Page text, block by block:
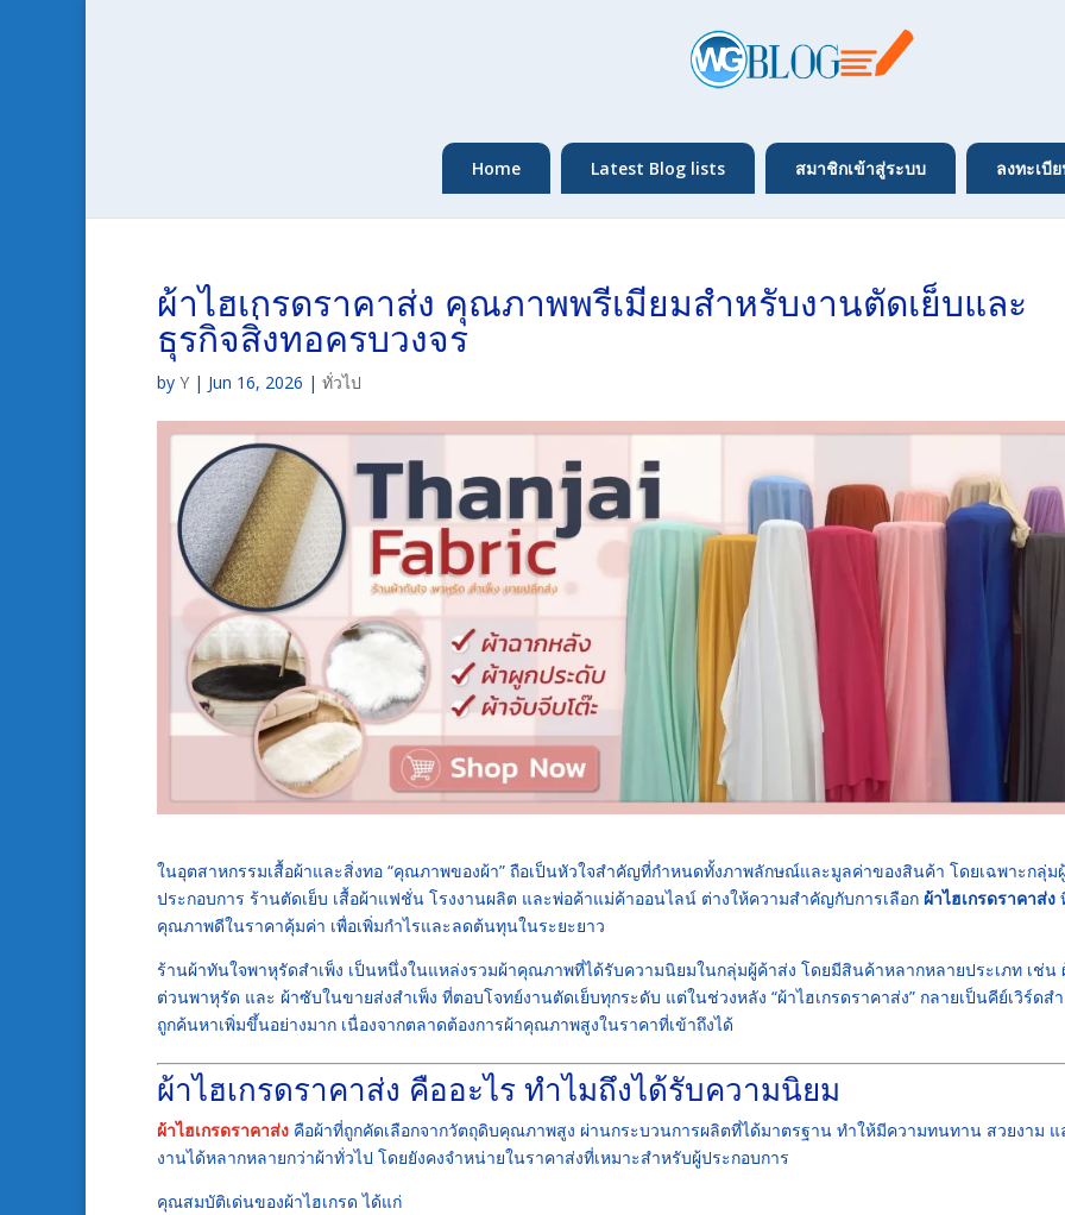
Home Latest Blog lists สมาชิกเข้าสู่ระบบ ลงทะเบี
ผ้าไฮเกรดราคาส่ง คุณภาพพรีเมียมสำหรับงานตัดเย็บและ
ธุรกิจสิ่งทอครบวงจร
by Y | Jun 16, 2026 | ทั่วไป
ในอุตสาหกรรมเสื้อผ้าและสิ่งทอ “คุณภาพของผ้า” ถือเป็นหัวใจสำคัญที่กำหนดทั้งภาพลักษณ์และมูลค่าของสินค้า โดยเฉพาะกลุ่ม
ประกอบการ ร้านตัดเย็บ เสื้อผ้าแฟชั่น โรงงานผลิต และพ่อค้าแม่ค้าออนไลน์ ต่างให้ความสำคัญกับการเลือก ผ้าไฮเกรดราคาส่ง
คุณภาพดีในราคาคุ้มค่า เพื่อเพิ่มกำไรและลดต้นทุนในระยะยาว
ร้านผ้าทันใจพาหุรัดสำเพ็ง เป็นหนึ่งในแหล่งรวมผ้าคุณภาพที่ได้รับความนิยมในกลุ่มผู้ค้าส่ง โดยมีสินค้าหลากหลายประเภท เช่น
ต่วนพาหุรัด และ ผ้าซับในขายส่งสำเพ็ง ที่ตอบโจทย์งานตัดเย็บทุกระดับ แต่ในช่วงหลัง “ผ้าไฮเกรดราคาส่ง” กลายเป็นคีย์เวิร์ดส
ถูกค้นหาเพิ่มขึ้นอย่างมาก เนื่องจากตลาดต้องการผ้าคุณภาพสูงในราคาที่เข้าถึงได้
ผ้าไฮเกรดราคาส่ง คืออะไร ทำไมถึงได้รับความนิยม
ผ้าไฮเกรดราคาส่ง คือผ้าที่ถูกคัดเลือกจากวัตถุดิบคุณภาพสูง ผ่านกระบวนการผลิตที่ได้มาตรฐาน ทำให้มีความทนทาน สวยงาม แ
งานได้หลากหลายกว่าผ้าทั่วไป โดยยังคงจำหน่ายในราคาส่งที่เหมาะสำหรับผู้ประกอบการ
คุณสมบัติเด่นของผ้าไฮเกรด ได้แก่